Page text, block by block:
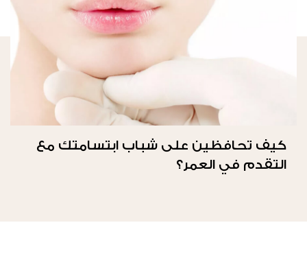
كيف تحافظين على شباب ابتسامتك مع
التقدم في العمر؟